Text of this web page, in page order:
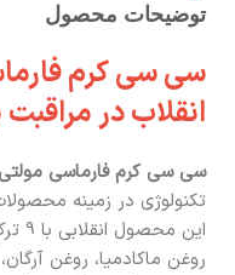
توضیحات محصول
سی سی کرم
انقلاب در
سی سی کرم فارماسی مولتی
تکنولوژی در زمینه
روغن ماکادمیا، روغن